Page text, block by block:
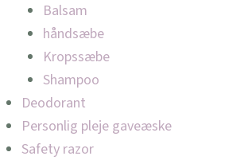
Balsam
håndsæbe
Kropssæbe
Shampoo
Deodorant
Personlig pleje gaveæske
Safety razor